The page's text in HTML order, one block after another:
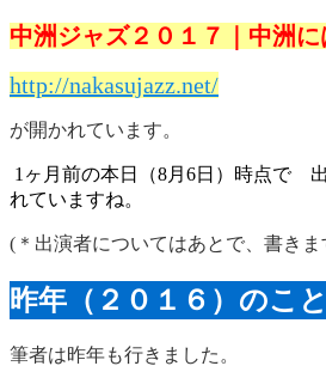
中洲ジャズ２０１７｜中洲
http://nakasujazz.net/
が開かれています。
1ヶ月前の本日（8月6日）時点で
れていますね。
(＊出演者についてはあとで、書きま
昨年（２０１６）のこと
筆者は昨年も行きました。